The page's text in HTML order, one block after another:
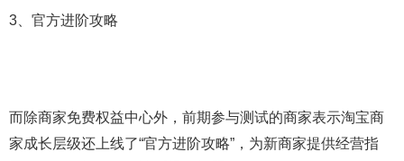
3、官方进阶攻略
而除商家免费权益中心外，前期参与测试的商家表示淘宝商
家成长层级还上线了“官方进阶攻略”，为新商家提供经营指